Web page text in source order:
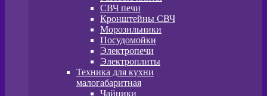
СВЧ печи
Кронштейны СВЧ
Морозильники
Посудомойки
Электропечи
Электроплиты
Техника для кухни
малогабаритная
Чайники